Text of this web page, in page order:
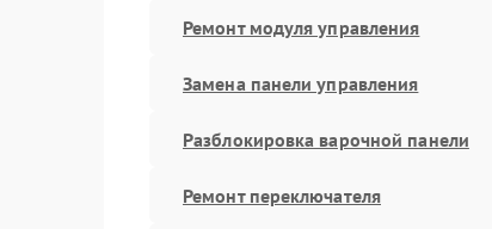
Ремонт модуля управления
Замена панели управления
Разблокировка варочной панели
Ремонт переключателя